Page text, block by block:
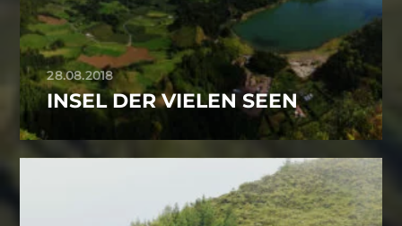
28.08.2018
INSEL DER VIELEN SEEN